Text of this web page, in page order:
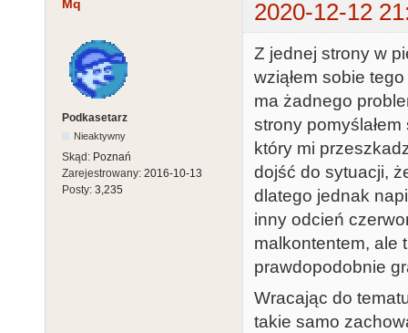
Mq 2020-12-12
Podkasetarz
Nieaktywny
Skąd: Poznań
Zarejestrowany: 2016-10-13
Posty: 3,235
Z jednej strony w
wziąłem sobie
ma żadnego
strony
który mi
dojść do sytuacji,
dlatego jednak
inny odcień
malkontentem, ale
prawdopodobnie
Wracając do
takie samo